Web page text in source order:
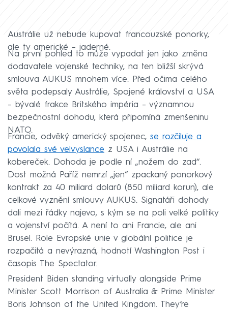
Austrálie už nebude kupovat francouzské ponorky,
ale ty americké – jaderné.
Na první pohled to může vypadat jen jako změna
dodavatele vojenské techniky, na ten bližší skrývá
smlouva AUKUS mnohem více. Před očima celého
světa podepsaly Austrálie, Spojené království a USA
– bývalé frakce Britského impéria – významnou
bezpečnostní dohodu, která připomíná zmenšeninu
NATO.
Francie, odvěký americký spojenec, se rozčiluje a
povolala své velvyslance z USA i Austrálie na
kobereček. Dohoda je podle ní „nožem do zad“.
Dost možná Paříž nemrzí „jen“ zpackaný ponorkový
kontrakt za 40 miliard dolarů (850 miliard korun), ale
celkové vyznění smlouvy AUKUS. Signatáři dohody
dali mezi řádky najevo, s kým se na poli velké politiky
a vojenství počítá. A není to ani Francie, ale ani
Brusel. Role Evropské unie v globální politice je
rozpačitá a nevýrazná, hodnotí Washington Post i
časopis The Spectator.
President Biden standing virtually alongside Prime
Minister Scott Morrison of Australia & Prime Minister
Boris Johnson of the United Kingdom. They’re